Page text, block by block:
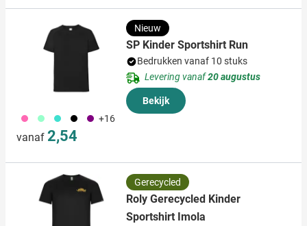
490 020 033 001 024 +16
vanaf 2,54
Nieuw
SP Kinder Sportshirt Run
Bedrukken vanaf 10 stuks
Levering vanaf20 augustus
Bekijk
Gerecycled
Roly Gerecycled Kinder
Sportshirt Imola